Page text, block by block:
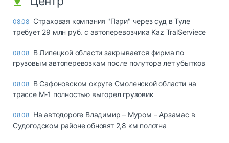
08.08 Страховая компания "Пари" через суд в Туле
требует 29 млн руб. с автоперевозчика Kaz TralServiece
08.08 В Липецкой области закрывается фирма по
грузовым автоперевозкам после полутора лет убытков
08.08 В Сафоновском округе Смоленской области на
трассе М-1 полностью выгорел грузовик
08.08 На автодороге Владимир – Муром – Арзамас в
Судогодском районе обновят 2,8 км полотна